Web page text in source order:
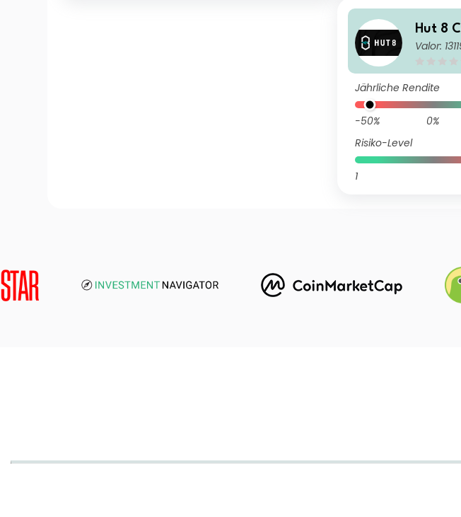
Hut 8
Valor:
Jährliche Rendite
-50% 0%
Risiko-Level
1